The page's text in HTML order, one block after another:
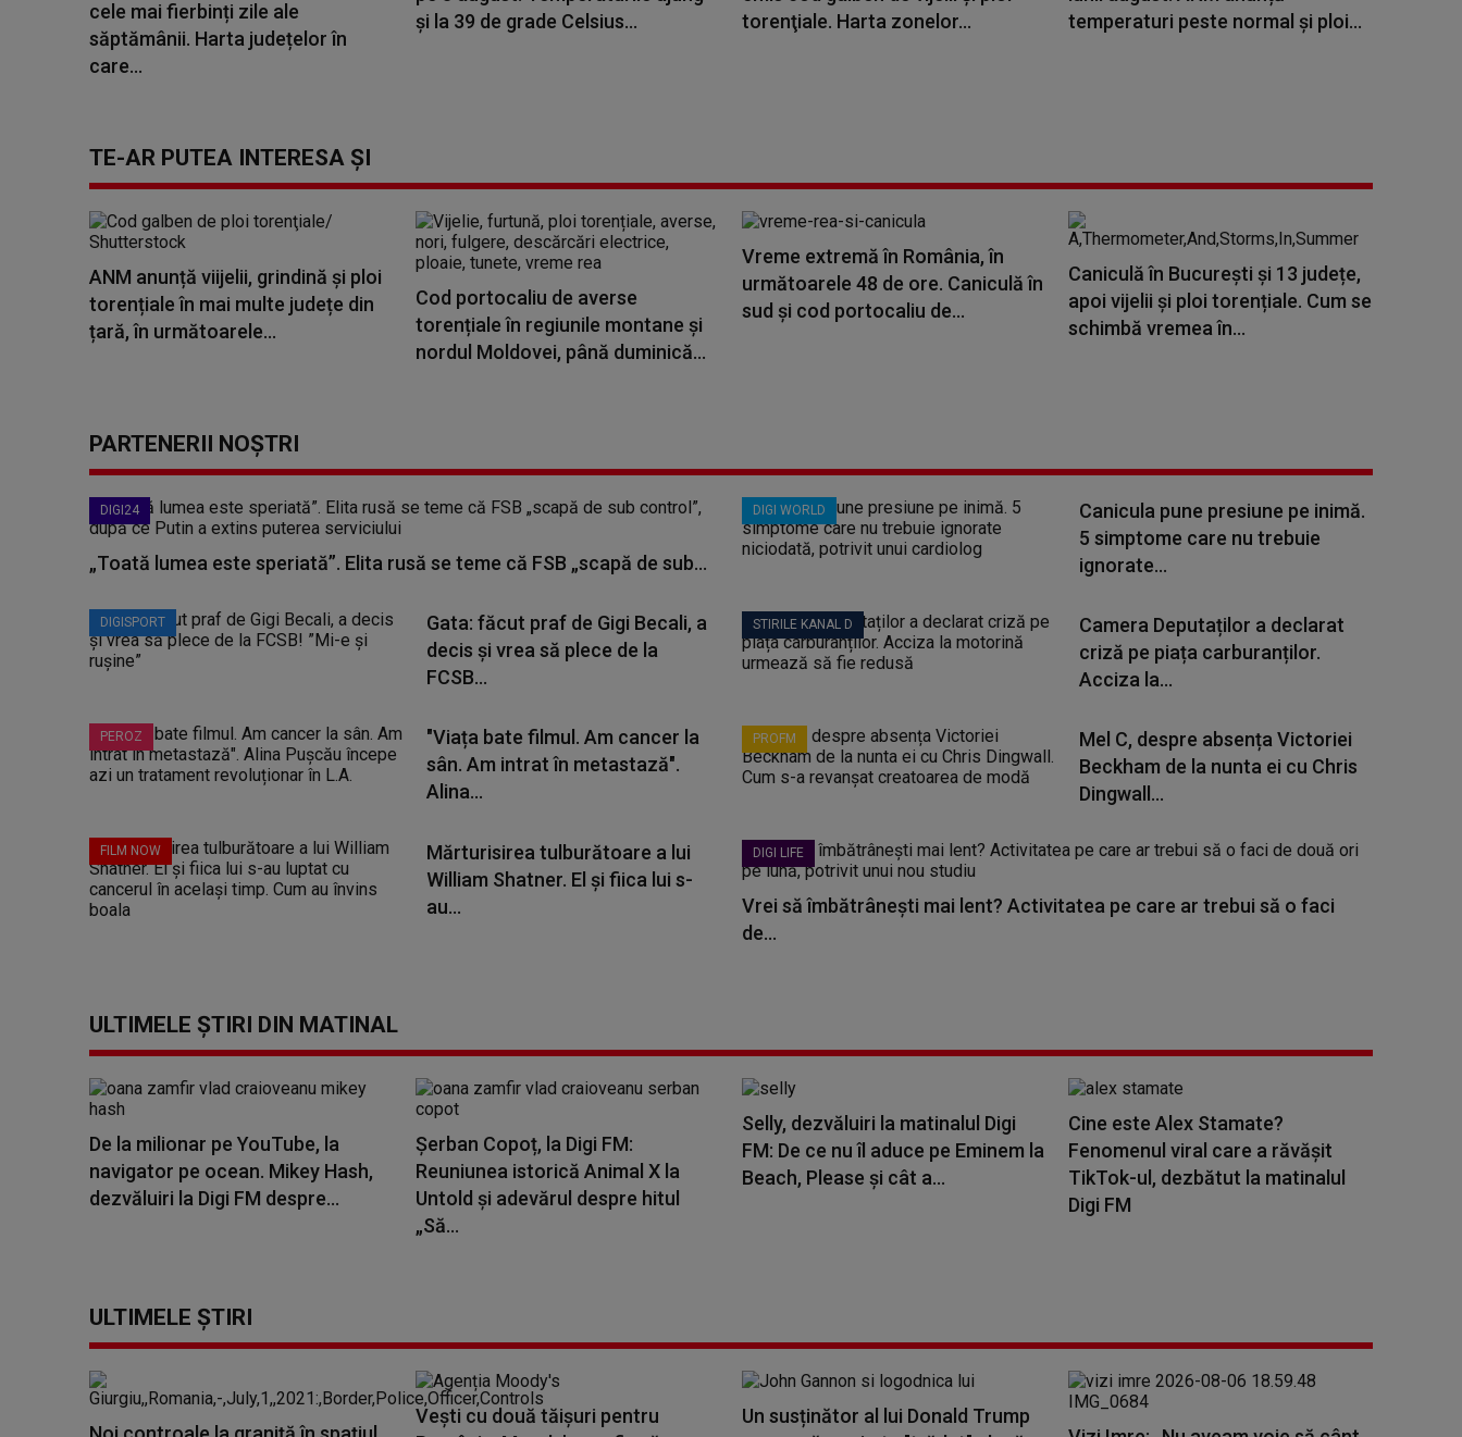
cele mai fierbinți zile ale
săptămânii. Harta județelor în
care...
și la 39 de grade Celsius...
torenţiale. Harta zonelor...
temperaturi peste normal și ploi...
TE-AR PUTEA INTERESA ȘI
ANM anunță viijelii, grindină și ploi
torențiale în mai multe județe din
țară, în următoarele...
Cod portocaliu de averse
torențiale în regiunile montane și
nordul Moldovei, până duminică...
Vreme extremă în România, în
următoarele 48 de ore. Caniculă în
sud și cod portocaliu de...
Caniculă în București și 13 județe,
apoi vijelii și ploi torențiale. Cum se
schimbă vremea în...
PARTENERII NOȘTRI
DIGI24
„Toată lumea este speriată”. Elita rusă se teme că FSB „scapă de sub...
DIGISPORT
Gata: făcut praf de Gigi Becali, a
decis și vrea să plece de la
FCSB...
PEROZ
"Viața bate filmul. Am cancer la
sân. Am intrat în metastază".
Alina...
FILM NOW
Mărturisirea tulburătoare a lui
William Shatner. El și fiica lui s-
au...
DIGI WORLD
Canicula pune presiune pe inimă.
5 simptome care nu trebuie
ignorate...
STIRILE KANAL D
Camera Deputaților a declarat
criză pe piața carburanților.
Acciza la...
PROFM
Mel C, despre absența Victoriei
Beckham de la nunta ei cu Chris
Dingwall...
DIGI LIFE
Vrei să îmbătrânești mai lent? Activitatea pe care ar trebui să o faci
de...
ULTIMELE ȘTIRI DIN MATINAL
De la milionar pe YouTube, la
navigator pe ocean. Mikey Hash,
dezvăluiri la Digi FM despre...
Șerban Copoț, la Digi FM:
Reuniunea istorică Animal X la
Untold și adevărul despre hitul
„Să...
Selly, dezvăluiri la matinalul Digi
FM: De ce nu îl aduce pe Eminem la
Beach, Please și cât a...
Cine este Alex Stamate?
Fenomenul viral care a răvășit
TikTok-ul, dezbătut la matinalul
Digi FM
ULTIMELE ȘTIRI
Vești cu două tăișuri pentru
Un susținător al lui Donald Trump